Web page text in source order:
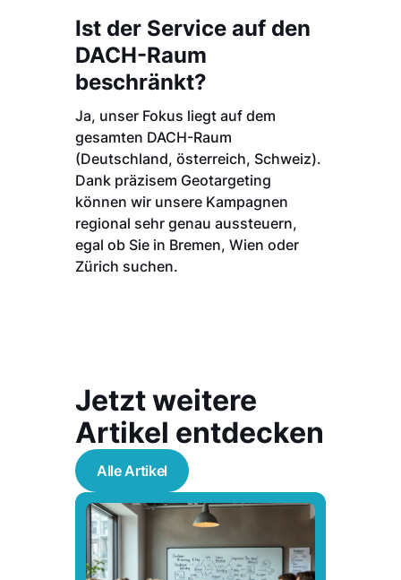
Ist der Service auf den
DACH-Raum
beschränkt?
Ja, unser Fokus liegt auf dem
gesamten DACH-Raum
(Deutschland, österreich, Schweiz).
Dank präzisem Geotargeting
können wir unsere Kampagnen
regional sehr genau aussteuern,
egal ob Sie in Bremen, Wien oder
Zürich suchen.
Jetzt weitere
Artikel entdecken
Alle Artikel